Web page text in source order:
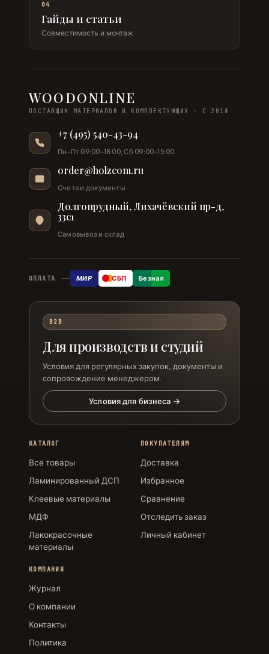
04
Гайды и статьи
Совместимость и монтаж
WOODONLINE
ПОСТАВЩИК МАТЕРИАЛОВ И КОМПЛЕКТУЮЩИХ · С 2018
+7 (495) 540-43-94
Пн–Пт 09:00–18:00, Сб 09:00–15:00
order@holzcom.ru
Счета и документы
Долгопрудный, Лихачёвский пр-д,
33с1
Самовывоз и склад
ОПЛАТА МИР СБП Безнал
B2B
Для производств и студий
Условия для регулярных закупок, документы и
сопровождение менеджером.
Условия для бизнеса →
КАТАЛОГ
Все товары
Ламинированный ДСП
Клеевые материалы
МДФ
Лакокрасочные
материалы
ПОКУПАТЕЛЯМ
Доставка
Избранное
Сравнение
Отследить заказ
Личный кабинет
КОМПАНИЯ
Журнал
О компании
Контакты
Политика